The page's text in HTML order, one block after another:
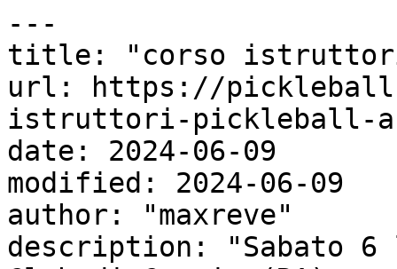
---
title: "corso
url: https://pickleball-
istruttori-pickleball-
date: 2024-06-09
modified: 2024-06-09
author: "maxreve"
description: "Sabato